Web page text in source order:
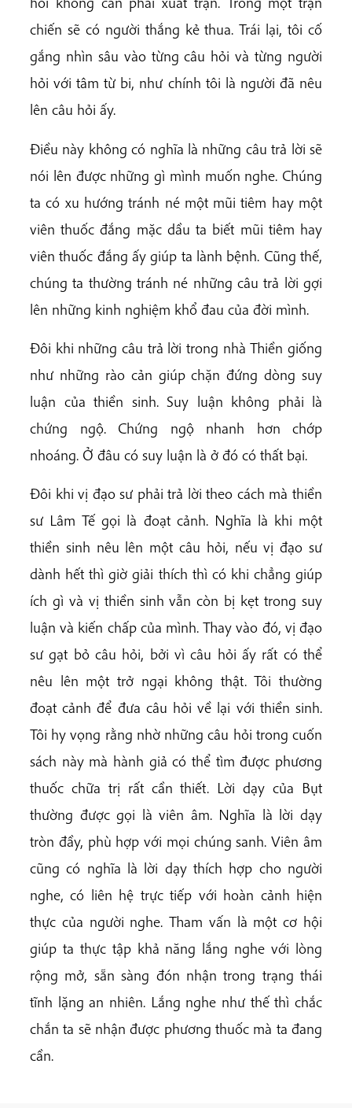
chiến sẽ có người thắng kẻ thua. Trái lại, tôi cố
gắng nhìn sâu vào từng câu hỏi và từng người
hỏi với tâm từ bi, như chính tôi là người đã nêu
lên câu hỏi ấy.
Điều này không có nghĩa là những câu trả lời sẽ
nói lên được những gì mình muốn nghe. Chúng
ta có xu hướng tránh né một mũi tiêm hay một
viên thuốc đắng mặc dầu ta biết mũi tiêm hay
viên thuốc đắng ấy giúp ta lành bệnh. Cũng thế,
chúng ta thường tránh né những câu trả lời gợi
lên những kinh nghiệm khổ đau của đời mình.
Đôi khi những câu trả lời trong nhà Thiền giống
như những rào cản giúp chặn đứng dòng suy
luận của thiền sinh. Suy luận không phải là
chứng ngộ. Chứng ngộ nhanh hơn chớp
nhoáng. Ở đâu có suy luận là ở đó có thất bại.
Đôi khi vị đạo sư phải trả lời theo cách mà thiền
sư Lâm Tế gọi là đoạt cảnh. Nghĩa là khi một
thiền sinh nêu lên một câu hỏi, nếu vị đạo sư
dành hết thì giờ giải thích thì có khi chẳng giúp
ích gì và vị thiền sinh vẫn còn bị kẹt trong suy
luận và kiến chấp của mình. Thay vào đó, vị đạo
sư gạt bỏ câu hỏi, bởi vì câu hỏi ấy rất có thể
nêu lên một trở ngại không thật. Tôi thường
đoạt cảnh để đưa câu hỏi về lại với thiền sinh.
Tôi hy vọng rằng nhờ những câu hỏi trong cuốn
sách này mà hành giả có thể tìm được phương
thuốc chữa trị rất cần thiết. Lời dạy của Bụt
thường được gọi là viên âm. Nghĩa là lời dạy
tròn đầy, phù hợp với mọi chúng sanh. Viên âm
cũng có nghĩa là lời dạy thích hợp cho người
nghe, có liên hệ trực tiếp với hoàn cảnh hiện
thực của người nghe. Tham vấn là một cơ hội
giúp ta thực tập khả năng lắng nghe với lòng
rộng mở, sẵn sàng đón nhận trong trạng thái
tĩnh lặng an nhiên. Lắng nghe như thế thì chắc
chắn ta sẽ nhận được phương thuốc mà ta đang
cần.